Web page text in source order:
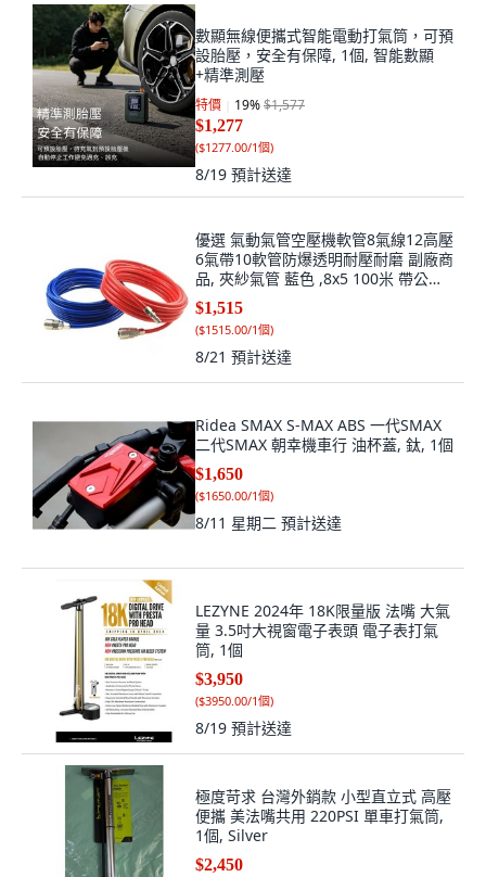
數顯無線便攜式智能電動打氣筒，可預
設胎壓，安全有保障, 1個, 智能數顯
+精準測壓
特價 19%$1,577
$1,277
($1277.00/1個)
8/19 預計送達
優選 氣動氣管空壓機軟管8氣線12高壓
6氣帶10軟管防爆透明耐壓耐磨 副廠商
品, 夾紗氣管 藍色 ,8x5 100米 帶公母
接頭, 1個
$1,515
($1515.00/1個)
8/21 預計送達
Ridea SMAX S-MAX ABS 一代SMAX
二代SMAX 朝幸機車行 油杯蓋, 鈦, 1個
$1,650
($1650.00/1個)
8/11 星期二 預計送達
LEZYNE 2024年 18K限量版 法嘴 大氣
量 3.5吋大視窗電子表頭 電子表打氣
筒, 1個
$3,950
($3950.00/1個)
8/19 預計送達
極度苛求 台灣外銷款 小型直立式 高壓
便攜 美法嘴共用 220PSI 單車打氣筒,
1個, Silver
$2,450